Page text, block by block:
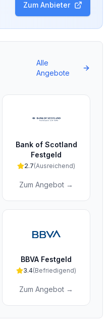
Zum Anbieter
Alle
Angebote
Bank of Scotland
Festgeld
2.7(Ausreichend)
Zum Angebot →
BBVA Festgeld
3.4(Befriedigend)
Zum Angebot →